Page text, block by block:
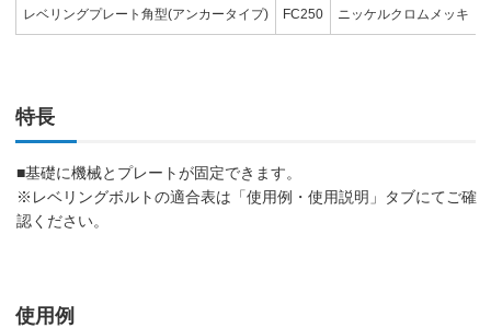
レベリングプレート角型(アンカータイプ) FC250 ニッケルクロムメッキ
特長
■基礎に機械とプレートが固定できます。
※レベリングボルトの適合表は「使用例・使用説明」タブにてご確
認ください。
使用例